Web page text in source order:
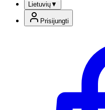
Lietuvių▼
Prisijungti